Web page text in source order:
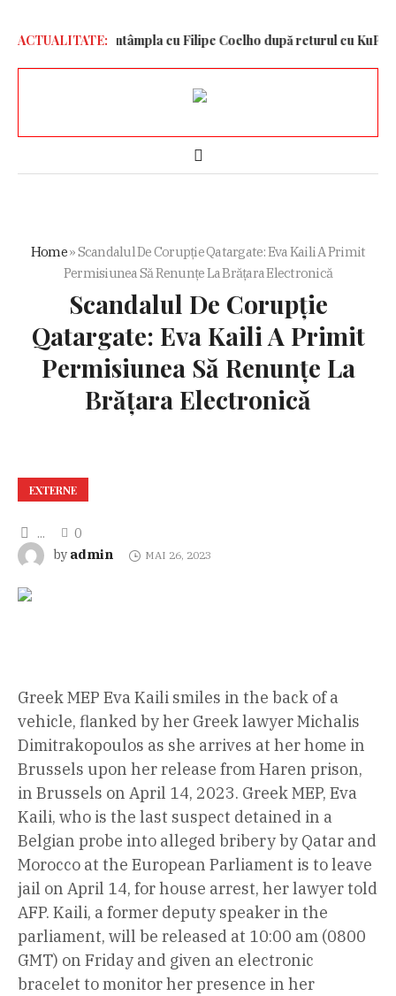
ACTUALITATE:ce se întâmpla cu Filipe Coelho după returul cu KuPS
Home»Scandalul De Corupție Qatargate: Eva Kaili A Primit
Permisiunea Să Renunţe La Brăţara Electronică
Scandalul De Corupție
Qatargate: Eva Kaili A Primit
Permisiunea Să Renunţe La
Brăţara Electronică
EXTERNE
...
0
by admin MAI 26, 2023
Greek MEP Eva Kaili smiles in the back of a
vehicle, flanked by her Greek lawyer Michalis
Dimitrakopoulos as she arrives at her home in
Brussels upon her release from Haren prison,
in Brussels on April 14, 2023. Greek MEP, Eva
Kaili, who is the last suspect detained in a
Belgian probe into alleged bribery by Qatar and
Morocco at the European Parliament is to leave
jail on April 14, for house arrest, her lawyer told
AFP. Kaili, a former deputy speaker in the
parliament, will be released at 10:00 am (0800
GMT) on Friday and given an electronic
bracelet to monitor her presence in her